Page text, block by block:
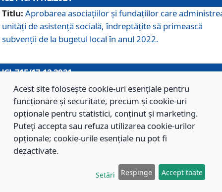
Titlu: Aprobarea asociaţiilor şi fundaţiilor care
unităţi de asistenţă socială, îndreptăţite să primească
subvenţii de la bugetul local în anul 2022.
715/17.12.2021
Titlu: Aprobarea Planului de acţiuni sau lucrări de interes
local pentru anul 2022.
714/17.12.2021
Titlu: Modificarea Anexei la H.C.L. nr. 709/2020 privind
aprobarea Regulamentului de Organizare şi Funcţionare
Direcţiei de Asistenţă Socială Braşov.
Acest site folosește cookie-uri esențiale pentru
funcționare și securitate, precum și cookie-uri
opționale pentru statistici, conținut și marketing.
Puteți accepta sau refuza utilizarea cookie-urilor
opționale; cookie-urile esențiale nu pot fi
dezactivate.
Setări Respinge Accept toate